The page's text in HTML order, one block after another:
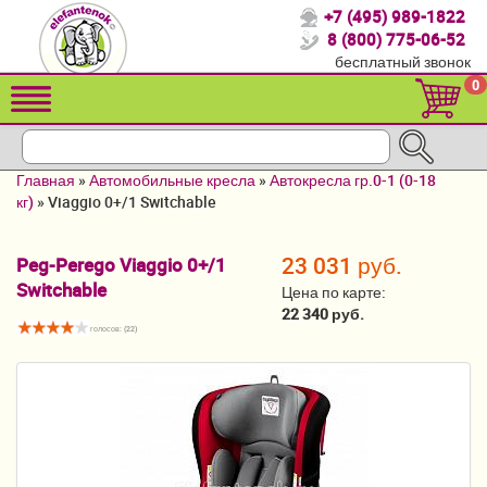
Спасибо, что выбрали нас!
Распродажа!
Детские коляски
Кроватки для новорожденных
Конверты, муфты
Детский транспорт
Мебель и аксессуары
Постельные принадлежности
+7 (495) 989-1822
8 (800) 775-06-52
бесплатный звонок
0
Главная »Автомобильные кресла »Автокресла гр.0-1 (0-18
кг) »Viaggio 0+/1 Switchable
Peg-Perego Viaggio 0+/1
Switchable
голосов: (22)
23 031 руб.
Цена по карте:
22 340 руб.